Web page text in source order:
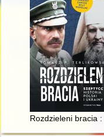
Rozdzieleni bracia :